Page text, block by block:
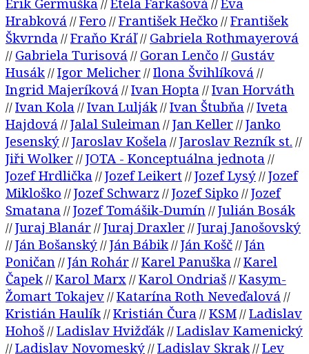
// //
Hrabková //Fero //František Hečko //František
Škvrnda //Fraňo Kráľ// Gabriela Rothmayerová
// Gabriela Turisová // Goran Lenčo // Gustáv
Husák//Igor Melicher//Ilona Švihlíková //
Ingrid Majeríková //Ivan Hopta //Ivan Horváth
//Ivan Kola //Ivan Lulják//Ivan Štubňa //Iveta
Hajdová //Jalal Suleiman//Jan Keller//Janko
Jesenský//Jaroslav Košela //Jaroslav Rezník st. //
Jiři Wolker//JOTA - Konceptuálna jednota //
Jozef Hrdlička //Jozef Leikert//Jozef Lysý//Jozef
Mikloško //Jozef Schwarz //Jozef Sipko //Jozef
Smatana //Jozef Tomášik-Dumín//Julián Bosák
//Juraj Blanár//Juraj Draxler//Juraj Janošovský
//Ján Bošanský//Ján Bábik//Ján Košč//Ján
Poničan//Ján Rohár//Karel Panuška //Karel
Čapek//Karol Marx//Karol Ondriaš//Kasym-
Žomart Tokajev//Katarína Roth Neveďalová //
Kristián Haulík//Kristián Čura //KSM//Ladislav
Hohoš//Ladislav Hvižďák//Ladislav Kamenický
//Ladislav Novomeský//Ladislav Skrak//Lev